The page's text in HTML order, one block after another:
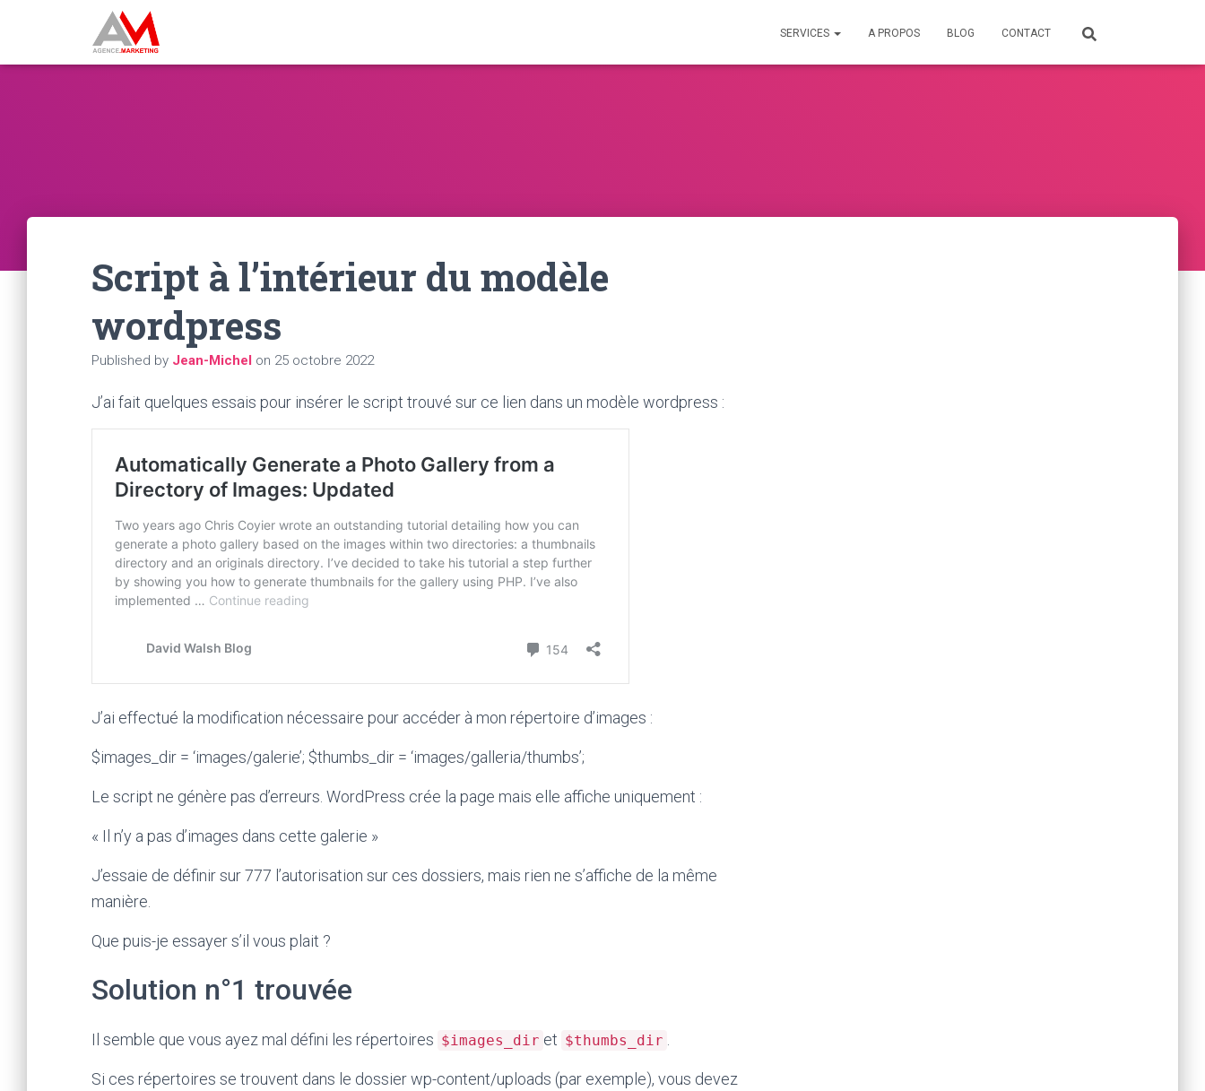
SERVICES A PROPOS BLOG CONTACT
Script à l’intérieur du modèle
wordpress
Published by Jean-Michel on 25 octobre 2022
J’ai fait quelques essais pour insérer le script trouvé sur ce lien dans un modèle wordpress :
J’ai effectué la modification nécessaire pour accéder à mon répertoire d’images :
$images_dir = ‘images/galerie’; $thumbs_dir = ‘images/galleria/thumbs’;
Le script ne génère pas d’erreurs. WordPress crée la page mais elle affiche uniquement :
« Il n’y a pas d’images dans cette galerie »
J’essaie de définir sur 777 l’autorisation sur ces dossiers, mais rien ne s’affiche de la même
manière.
Que puis-je essayer s’il vous plait ?
Solution n°1 trouvée
Il semble que vous ayez mal défini les répertoires $images_dir et $thumbs_dir
Si ces répertoires se trouvent dans le dossier wp-content/uploads (par exemple), vous devez